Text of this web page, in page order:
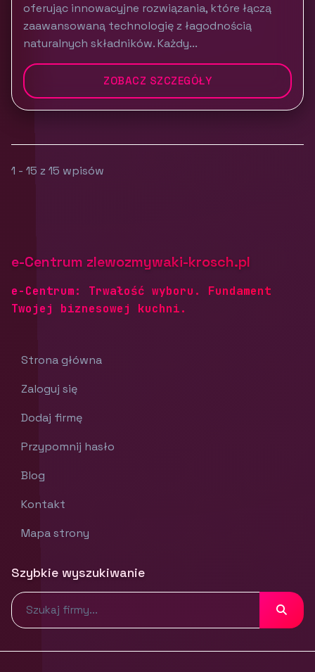
oferując innowacyjne rozwiązania, które łączą
zaawansowaną technologię z łagodnością
naturalnych składników. Każdy...
ZOBACZ SZCZEGÓŁY
1 - 15 z 15 wpisów
e-Centrum zlewozmywaki-krosch.pl
e-Centrum: Trwałość wyboru. Fundament
Twojej biznesowej kuchni.
Strona główna
Zaloguj się
Dodaj firmę
Przypomnij hasło
Blog
Kontakt
Mapa strony
Szybkie wyszukiwanie